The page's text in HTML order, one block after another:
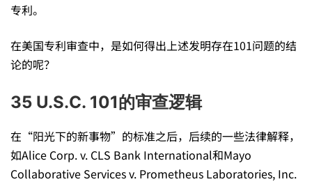
专利。
在美国专利审查中，是如何得出上述发明存在101问题的结
论的呢？
35 U.S.C. 101的审查逻辑
在“阳光下的新事物”的标准之后，后续的一些法律解释，
如Alice Corp. v. CLS Bank International和Mayo
Collaborative Services v. Prometheus Laboratories, Inc.